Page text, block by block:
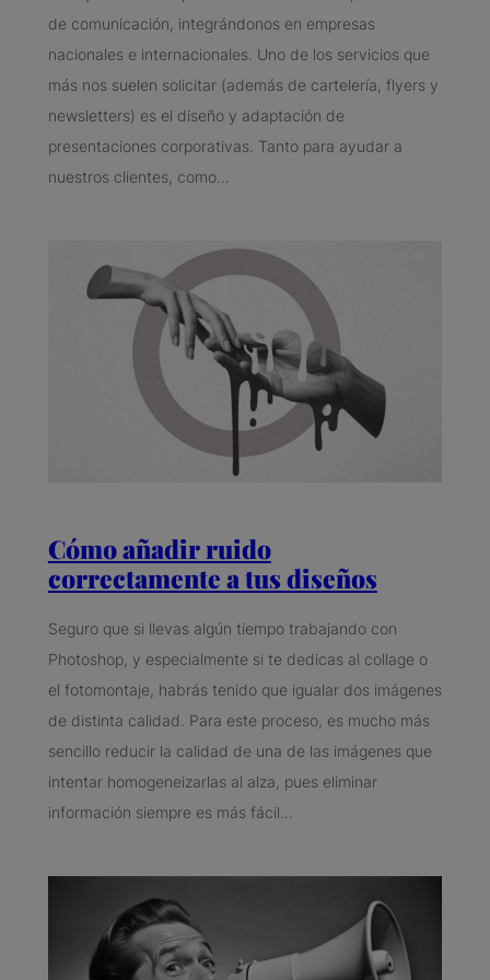
de comunicación, integrándonos en empresas
nacionales e internacionales. Uno de los servicios que
más nos suelen solicitar (además de cartelería, flyers y
newsletters) es el diseño y adaptación de
presentaciones corporativas. Tanto para ayudar a
nuestros clientes, como…
Cómo añadir ruido
correctamente a tus diseños
Seguro que si llevas algún tiempo trabajando con
Photoshop, y especialmente si te dedicas al collage o
el fotomontaje, habrás tenido que igualar dos imágenes
de distinta calidad. Para este proceso, es mucho más
sencillo reducir la calidad de una de las imágenes que
intentar homogeneizarlas al alza, pues eliminar
información siempre es más fácil…